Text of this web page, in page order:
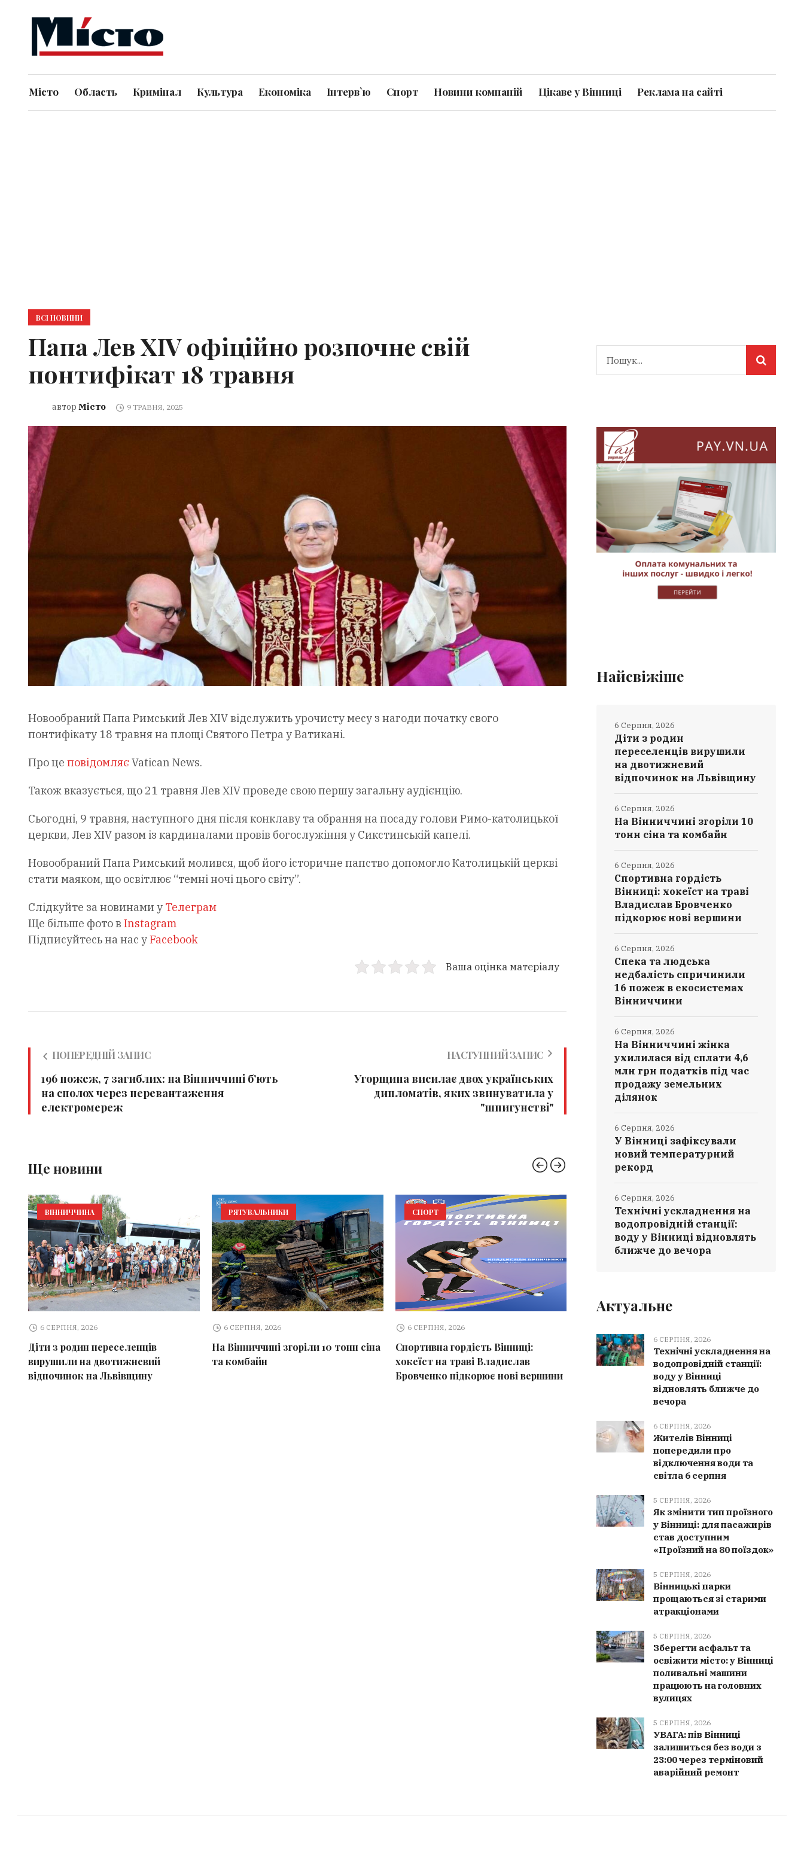
Місто Область Кримінал Культура Економіка Інтерв`ю Спорт Новини компаній Цікаве у Вінниці Реклама на сайті
ВСІ НОВИНИ
Папа Лев XIV офіційно розпочне свій
понтифікат 18 травня
автор Місто 9 ТРАВНЯ, 2025
Новообраний Папа Римський Лев XIV відслужить урочисту месу з нагоди початку свого
понтифікату 18 травня на площі Святого Петра у Ватикані.
Про це повідомляє Vatican News.
Також вказується, що 21 травня Лев XIV проведе свою першу загальну аудієнцію.
Сьогодні, 9 травня, наступного дня після конклаву та обрання на посаду голови Римо-католицької
церкви, Лев XIV разом із кардиналами провів богослужіння у Сикстинській капелі.
Новообраний Папа Римський молився, щоб його історичне папство допомогло Католицькій церкві
стати маяком, що освітлює “темні ночі цього світу”.
Слідкуйте за новинами у Телеграм
Ще більше фото в Instagram
Підписуйтесь на нас уFacebook
Ваша оцінка матеріалу
ПОПЕРЕДНІЙ ЗАПИС
196 пожеж, 7 загиблих: на Вінниччині б’ють
на сполох через перевантаження
електромереж
НАСТУПНИЙ ЗАПИС
Угорщина висилає двох українських
дипломатів, яких звинуватила у
"шпигунстві"
Ще новини
ВІННИЧЧИНА
6 СЕРПНЯ, 2026
Діти з родин переселенців
вирушили на двотижневий
відпочинок на Львівщину
РЯТУВАЛЬНИКИ
6 СЕРПНЯ, 2026
На Вінниччині згоріли 10 тонн сіна
та комбайн
СПОРТ
6 СЕРПНЯ, 2026
Спортивна гордість Вінниці:
хокеїст на траві Владислав
Бровченко підкорює нові вершини
РЯТУВАЛЬНИКИ
Спека та людська недбалість
спричинили 16 пожеж в
екосистемах Вінниччини
На
Найсвіжіше
Діти з родин
переселенців вирушили
на двотижневий
відпочинок на Львівщину
6 Серпня, 2026
На Вінниччині згоріли 10
тонн сіна та комбайн
6 Серпня, 2026
Спортивна гордість
Вінниці: хокеїст на траві
Владислав Бровченко
підкорює нові вершини
6 Серпня, 2026
Спека та людська
недбалість спричинили
16 пожеж в екосистемах
Вінниччини
6 Серпня, 2026
На Вінниччині жінка
ухилилася від сплати 4,6
млн грн податків під час
продажу земельних
ділянок
6 Серпня, 2026
У Вінниці зафіксували
новий температурний
рекорд
6 Серпня, 2026
Технічні ускладнення на
водопровідній станції:
воду у Вінниці відновлять
ближче до вечора
6 Серпня, 2026
Актуальне
6 СЕРПНЯ, 2026
Технічні ускладнення на
водопровідній станції:
воду у Вінниці
відновлять ближче до
вечора
6 СЕРПНЯ, 2026
Жителів Вінниці
попередили про
відключення води та
світла 6 серпня
5 СЕРПНЯ, 2026
Як змінити тип проїзного
у Вінниці: для пасажирів
став доступним
«Проїзний на 80 поїздок»
5 СЕРПНЯ, 2026
Вінницькі парки
прощаються зі старими
атракціонами
5 СЕРПНЯ, 2026
Зберегти асфальт та
освіжити місто: у Вінниці
поливальні машини
працюють на головних
вулицях
5 СЕРПНЯ, 2026
УВАГА: пів Вінниці
залишиться без води з
23:00 через терміновий
аварійний ремонт